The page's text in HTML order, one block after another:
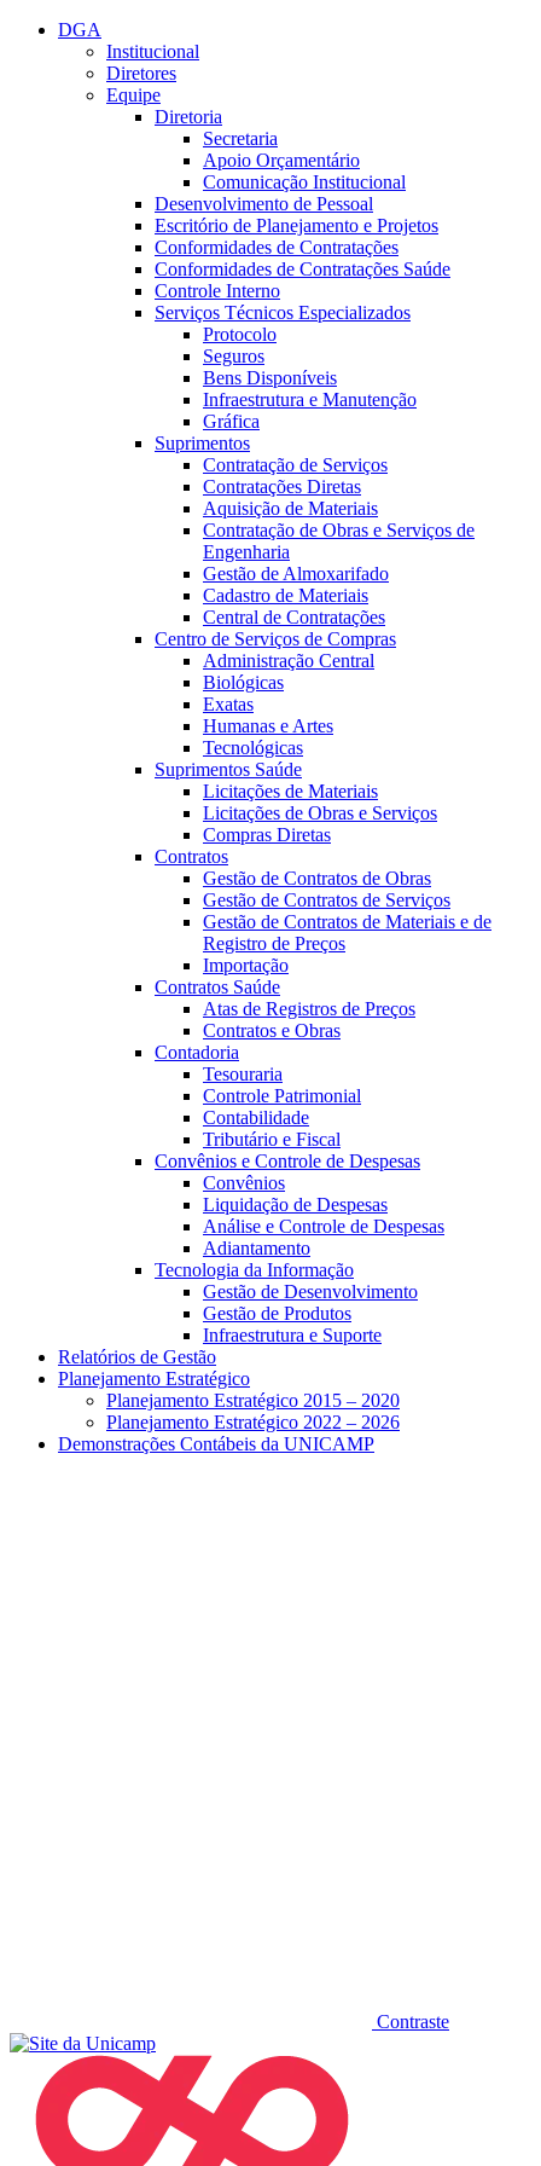
Conteúdo principal
DGA
Institucional
Diretores
Equipe
Diretoria
Secretaria
Apoio Orçamentário
Comunicação Institucional
Desenvolvimento de Pessoal
Escritório de Planejamento e Projetos
Conformidades de Contratações
Conformidades de Contratações Saúde
Controle Interno
Serviços Técnicos Especializados
Protocolo
Seguros
Bens Disponíveis
Infraestrutura e Manutenção
Gráfica
Suprimentos
Contratação de Serviços
Contratações Diretas
Aquisição de Materiais
Contratação de Obras e Serviços de
Engenharia
Gestão de Almoxarifado
Cadastro de Materiais
Central de Contratações
Centro de Serviços de Compras
Administração Central
Biológicas
Exatas
Humanas e Artes
Tecnológicas
Suprimentos Saúde
Licitações de Materiais
Licitações de Obras e Serviços
Compras Diretas
Contratos
Gestão de Contratos de Obras
Gestão de Contratos de Serviços
Gestão de Contratos de Materiais e de
Registro de Preços
Importação
Contratos Saúde
Atas de Registros de Preços
Contratos e Obras
Contadoria
Tesouraria
Controle Patrimonial
Contabilidade
Tributário e Fiscal
Convênios e Controle de Despesas
Convênios
Liquidação de Despesas
Análise e Controle de Despesas
Adiantamento
Tecnologia da Informação
Gestão de Desenvolvimento
Gestão de Produtos
Infraestrutura e Suporte
Relatórios de Gestão
Planejamento Estratégico
Planejamento Estratégico 2015 – 2020
Planejamento Estratégico 2022 – 2026
Demonstrações Contábeis da UNICAMP
Contraste